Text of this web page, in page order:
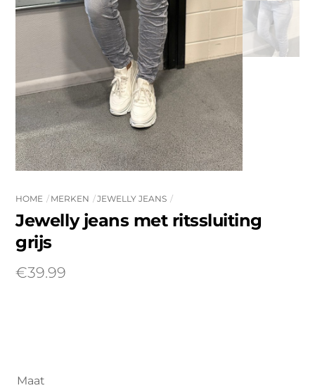
HOME MERKEN JEWELLY JEANS
Jewelly jeans met ritssluiting
grijs
€39.99
Maat